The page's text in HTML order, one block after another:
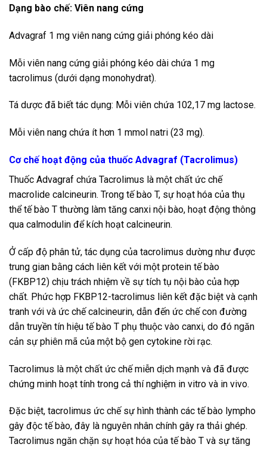
Dạng bào chế: Viên nang cứng
Advagraf 1 mg viên nang cứng giải phóng kéo dài
Mỗi viên nang cứng giải phóng kéo dài chứa 1 mg
tacrolimus (dưới dạng monohydrat).
Tá dược đã biết tác dụng: Mỗi viên chứa 102,17 mg lactose.
Mỗi viên nang chứa ít hơn 1 mmol natri (23 mg).
Cơ chế hoạt động của thuốc Advagraf (Tacrolimus)
Thuốc Advagraf chứa Tacrolimus là một chất ức chế
macrolide calcineurin. Trong tế bào T, sự hoạt hóa của thụ
thể tế bào T thường làm tăng canxi nội bào, hoạt động thông
qua calmodulin để kích hoạt calcineurin.
Ở cấp độ phân tử, tác dụng của tacrolimus dường như được
trung gian bằng cách liên kết với một protein tế bào
(FKBP12) chịu trách nhiệm về sự tích tụ nội bào của hợp
chất. Phức hợp FKBP12-tacrolimus liên kết đặc biệt và cạnh
tranh với và ức chế calcineurin, dẫn đến ức chế con đường
dẫn truyền tín hiệu tế bào T phụ thuộc vào canxi, do đó ngăn
cản sự phiên mã của một bộ gen cytokine rời rạc.
Tacrolimus là một chất ức chế miễn dịch mạnh và đã được
chứng minh hoạt tính trong cả thí nghiệm in vitro và in vivo.
Đặc biệt, tacrolimus ức chế sự hình thành các tế bào lympho
gây độc tế bào, đây là nguyên nhân chính gây ra thải ghép.
Tacrolimus ngăn chặn sự hoạt hóa của tế bào T và sự tăng